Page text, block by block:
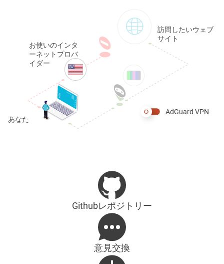
お使いのインタ
ーネットプロバ
イダー
あなた
訪問したいウェブ
サイト
AdGuard VPN
Githubレポジトリー
意見交換